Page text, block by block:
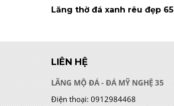
Lăng thờ đá xanh rêu đẹp 65
LIÊN HỆ
LĂNG MỘ ĐÁ - ĐÁ MỸ NGHỆ 35
Điện thoại: 0912984468